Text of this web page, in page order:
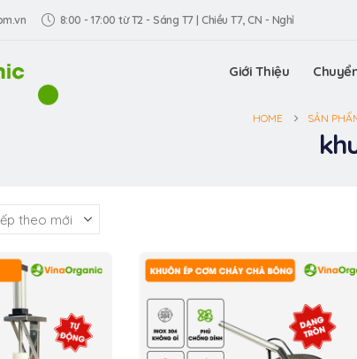
8:00 - 17:00 từ T2 - Sáng T7 | Chiều T7, CN - Nghỉ
Giới Thiệu
HOME SẢN